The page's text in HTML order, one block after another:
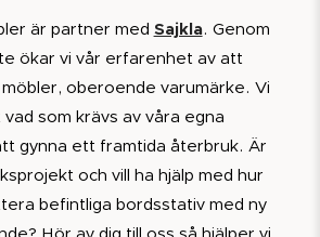
är partner med Sajkla. Genom
ökar vi vår erfarenhet av att
oberoende varumärke. Vi
vad som krävs av våra egna
gynna ett framtida återbruk. Är
och vill ha hjälp med hur
befintliga bordsstativ med ny